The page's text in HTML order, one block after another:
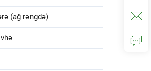
(ağ rəngdə)